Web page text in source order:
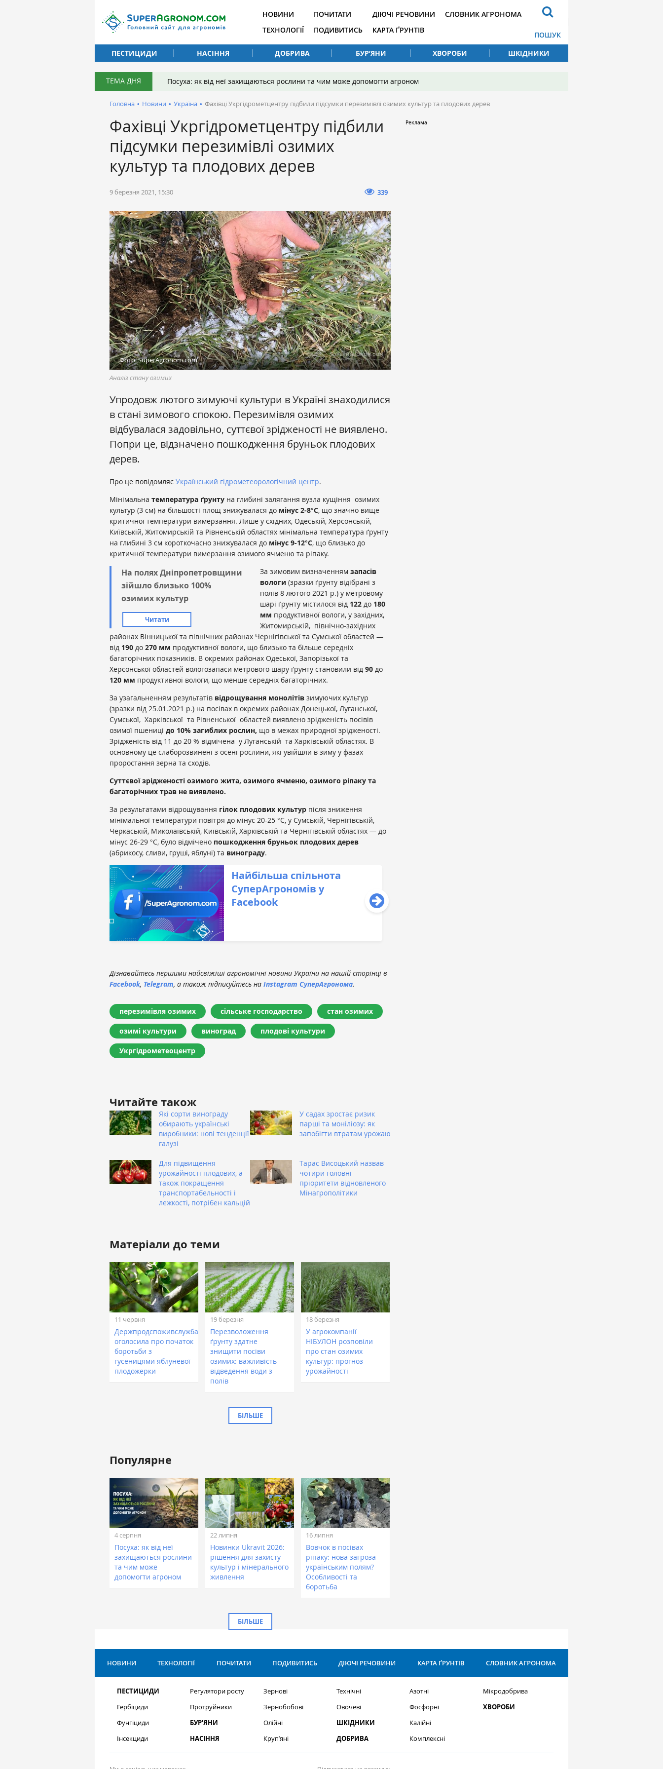
НОВИНИ
ТЕХНОЛОГІЇ
ПОЧИТАТИ
ПОДИВИТИСЬ
ДІЮЧІ РЕЧОВИНИ
КАРТА ҐРУНТІВ
СЛОВНИК АГРОНОМА
ПОШУК
ПЕСТИЦИДИ
НАСІННЯ ДОБРИВА БУР’ЯНИ ХВОРОБИ ШКІДНИКИ
ТЕМА ДНЯ Посуха: як від неї захищаються рослини та чим може допомогти агроном
Головна • Новини • Україна • Фахівці Укргідрометцентру підбили підсумки перезимівлі озимих культур та плодових дерев
Фахівці Укргідрометцентру підбили
підсумки перезимівлі озимих
культур та плодових дерев
9 березня 2021, 15:30 339
Фото: SuperAgronom.com
Аналіз стану озимих
Упродовж лютого зимуючі культури в Україні знаходилися
в стані зимового спокою. Перезимівля озимих
відбувалася задовільно, суттєвої зрідженості не виявлено.
Попри це, відзначено пошкодження бруньок плодових
дерев.
Про це повідомляє Український гідрометеорологічний центр.
Мінімальна температура ґрунту на глибині залягання вузла кущіння озимих
культур (3 см) на більшості площ знижувалася до мінус 2-8°С, що значно вище
критичної температури вимерзання. Лише у східних, Одеській, Херсонській,
Київській, Житомирській та Рівненській областях мінімальна температура ґрунту
на глибині 3 см короткочасно знижувалася до мінус 9-12°С, що близько до
критичної температури вимерзання озимого ячменю та ріпаку.
На полях Дніпропетровщини
зійшло близько 100%
озимих культур
Читати
За зимовим визначенням запасів
вологи (зразки ґрунту відібрані з
полів 8 лютого 2021 р.) у метровому
шарі ґрунту містилося від 122 до 180
мм продуктивної вологи, у західних,
Житомирській, північно-західних
районах Вінницької та північних районах Чернігівської та Сумської областей —
від 190 до 270 мм продуктивної вологи, що близько та більше середніх
багаторічних показників. В окремих районах Одеської, Запорізької та
Херсонської областей вологозапаси метрового шару ґрунту становили від 90 до
120 мм продуктивної вологи, що менше середніх багаторічних.
За узагальненням результатів відрощування монолітів зимуючих культур
(зразки від 25.01.2021 р.) на посівах в окремих районах Донецької, Луганської,
Сумської, Харківської та Рівненської областей виявлено зрідженість посівів
озимої пшениці до 10% загиблих рослин, що в межах природної зрідженості.
Зрідженість від 11 до 20 % відмічена у Луганській та Харківській областях. В
основному це слаборозвинені з осені рослини, які увійшли в зиму у фазах
проростання зерна та сходів.
Суттєвої зрідженості озимого жита, озимого ячменю, озимого ріпаку та
багаторічних трав не виявлено.
За результатами відрощування гілок плодових культур після зниження
мінімальної температури повітря до мінус 20-25 °С, у Сумській, Чернігівській,
Черкаській, Миколаївській, Київській, Харківській та Чернігівській областях — до
мінус 26-29 °С, було відмічено пошкодження бруньок плодових дерев
(абрикосу, сливи, груші, яблуні) та винограду.
Найбільша спільнота
СуперАгрономів у
Facebook
Дізнавайтесь першими найсвіжіші агрономічні новини України на нашій сторінці в
Facebook, Telegram, а також підписуйтесь на Instagram СуперАгронома.
перезимівля озимих сільське господарство стан озимих
озимі культури виноград плодові культури
Укргідрометеоцентр
Читайте також
Які сорти винограду
обирають українські
виробники: нові тенденції
галузі
У садах зростає ризик
парші та моніліозу: як
запобігти втратам урожаю
Для підвищення
урожайності плодових, а
також покращення
транспортабельності і
лежкості, потрібен кальцій
Тарас Висоцький назвав
чотири головні
пріоритети відновленого
Мінагрополітики
Матеріали до теми
11 червня
Держпродспоживслужба
оголосила про початок
боротьби з
гусеницями яблуневої
плодожерки
19 березня
Перезволоження
ґрунту здатне
знищити посіви
озимих: важливість
відведення води з
полів
18 березня
У агрокомпанії
НІБУЛОН розповіли
про стан озимих
культур: прогноз
урожайності
БІЛЬШЕ
Популярне
4 серпня
Посуха: як від неї
захищаються рослини
та чим може
допомогти агроном
22 липня
Новинки Ukravit 2026:
рішення для захисту
культур і мінерального
живлення
16 липня
Вовчок в посівах
ріпаку: нова загроза
українським полям?
Особливості та
боротьба
БІЛЬШЕ
НОВИНИ ТЕХНОЛОГІЇ ПОЧИТАТИ ПОДИВИТИСЬ ДІЮЧІ РЕЧОВИНИ КАРТА ҐРУНТІВ СЛОВНИК АГРОНОМА
ПЕСТИЦИДИ
Гербіциди
Фунгіциди
Інсекциди
Регулятори росту
Протруйники
БУР’ЯНИ
НАСІННЯ
Зернові
Зернобобові
Олійні
Круп’яні
Технічні
Овочеві
ШКІДНИКИ
ДОБРИВА
Азотні
Фосфорні
Калійні
Комплексні
Мікродобрива
ХВОРОБИ